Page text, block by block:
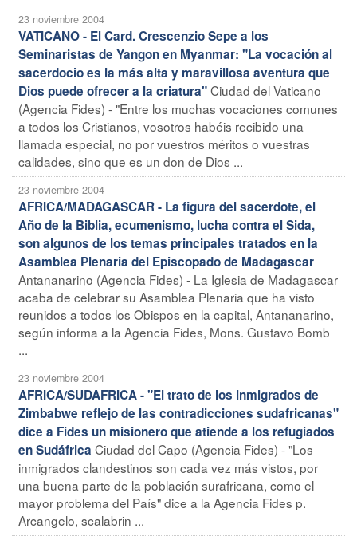
23 noviembre 2004
VATICANO - El Card. Crescenzio Sepe a los
Seminaristas de Yangon en Myanmar: "La vocación al
sacerdocio es la más alta y maravillosa aventura que
Dios puede ofrecer a la criatura"Ciudad del Vaticano
(Agencia Fides) - "Entre los muchas vocaciones comunes
a todos los Cristianos, vosotros habéis recibido una
llamada especial, no por vuestros méritos o vuestras
calidades, sino que es un don de Dios ...
23 noviembre 2004
AFRICA/MADAGASCAR - La figura del sacerdote, el
Año de la Biblia, ecumenismo, lucha contra el Sida,
son algunos de los temas principales tratados en la
Asamblea Plenaria del Episcopado de Madagascar
Antananarino (Agencia Fides) - La Iglesia de Madagascar
acaba de celebrar su Asamblea Plenaria que ha visto
reunidos a todos los Obispos en la capital, Antananarino,
según informa a la Agencia Fides, Mons. Gustavo Bomb
...
23 noviembre 2004
AFRICA/SUDAFRICA - "El trato de los inmigrados de
Zimbabwe reflejo de las contradicciones sudafricanas"
dice a Fides un misionero que atiende a los refugiados
en Sudáfrica Ciudad del Capo (Agencia Fides) - "Los
inmigrados clandestinos son cada vez más vistos, por
una buena parte de la población surafricana, como el
mayor problema del País" dice a la Agencia Fides p.
Arcangelo, scalabrin ...